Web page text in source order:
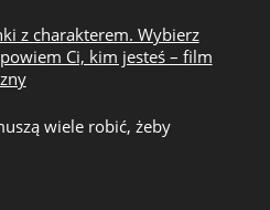
z charakterem. Wybierz
Ci, kim jesteś – film
wiele robić, żeby